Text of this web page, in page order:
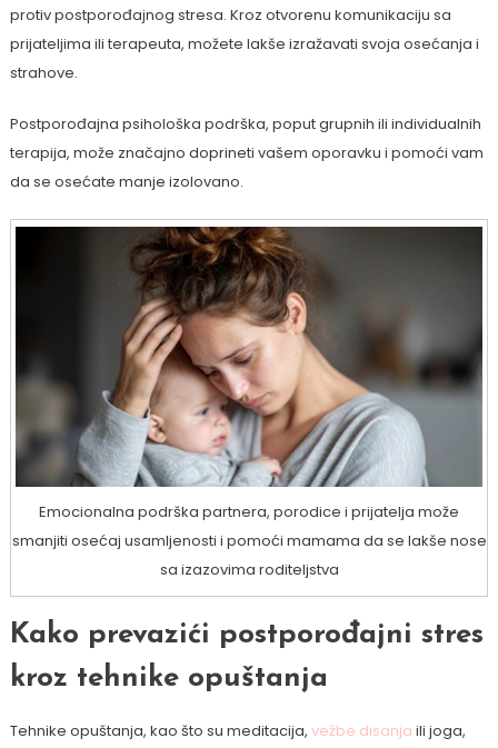
protiv postporođajnog stresa. Kroz otvorenu komunikaciju sa
prijateljima ili terapeuta, možete lakše izražavati svoja osećanja i
strahove.
Postporođajna psihološka podrška, poput grupnih ili individualnih
terapija, može značajno doprineti vašem oporavku i pomoći vam
da se osećate manje izolovano.
Emocionalna podrška partnera, porodice i prijatelja može
smanjiti osećaj usamljenosti i pomoći mamama da se lakše nose
sa izazovima roditeljstva
Kako prevazići postporođajni stres
kroz tehnike opuštanja
Tehnike opuštanja, kao što su meditacija, vežbe disanja ili joga,